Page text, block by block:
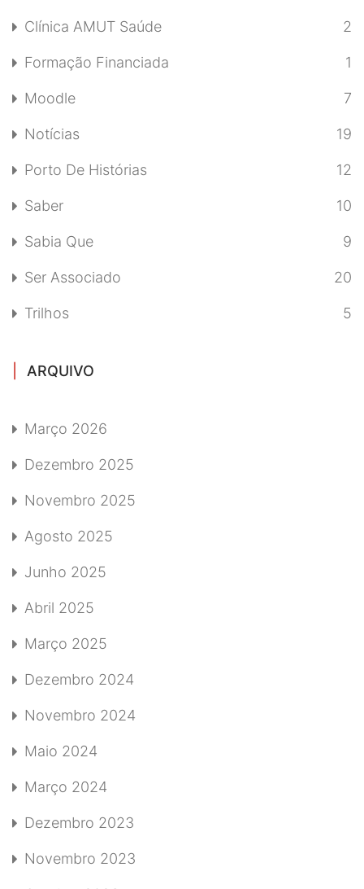
Clínica AMUT Saúde 2
Formação Financiada 1
Moodle 7
Notícias 19
Porto De Histórias 12
Saber 10
Sabia Que 9
Ser Associado 20
Trilhos 5
ARQUIVO
Março 2026
Dezembro 2025
Novembro 2025
Agosto 2025
Junho 2025
Abril 2025
Março 2025
Dezembro 2024
Novembro 2024
Maio 2024
Março 2024
Dezembro 2023
Novembro 2023